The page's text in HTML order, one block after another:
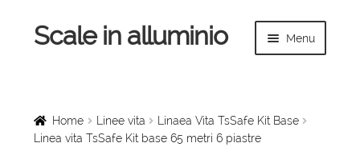
Vai
alla
Vai
al
Scale in alluminio Menu
Scale a chiocciola
Home Linee vita
Linaea Vita TsSafe Kit Base
Linea vita TsSafe Kit base 65 metri 6 piastre